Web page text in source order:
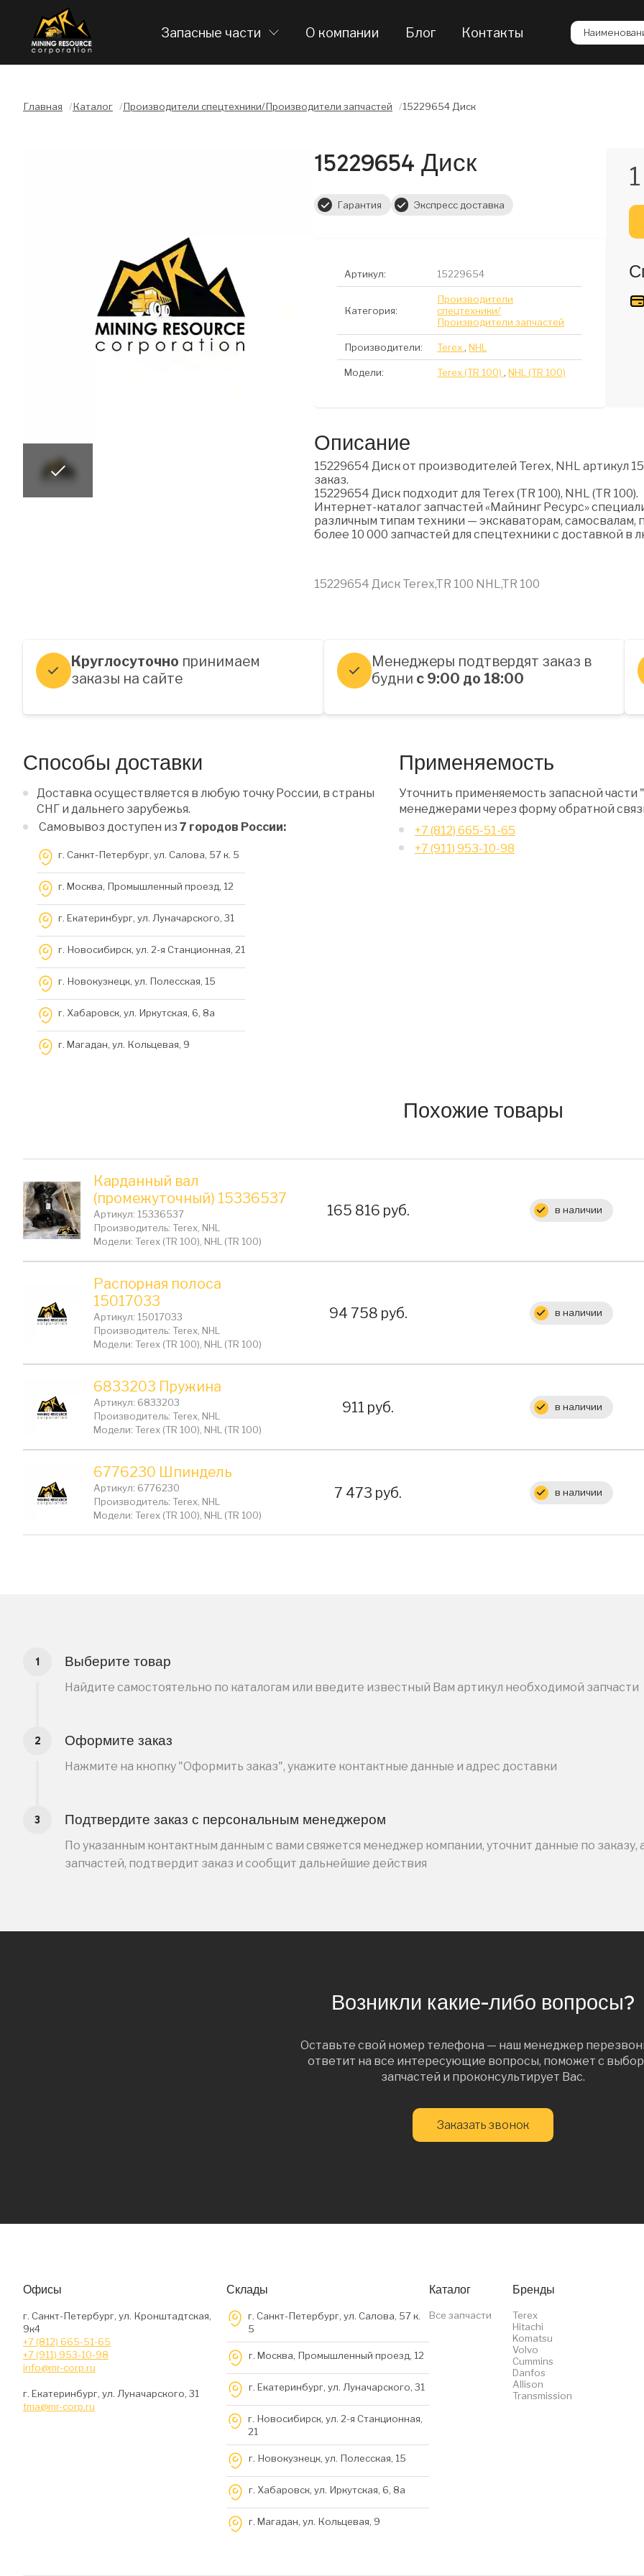
Запасные части О компании Блог Контакты
Главная /Каталог /Производители спецтехники/Производители запчастей /15229654 Диск
15229654 Диск
Гарантия Экспресс доставка
Артикул: 15229654
Категория:
Производители
спецтехники/
Производители запчастей
Производители: Terex ,NHL
Модели: Terex (TR 100) ,NHL (TR 100)
Описание
15229654 Диск от производителей Terex, NHL артикул
заказ.
15229654 Диск подходит для Terex (TR 100), NHL (TR 100).
Интернет-каталог запчастей «Майнинг Ресурс»
различным типам техники — экскаваторам, самосвалам,
более 10 000 запчастей для спецтехники с доставкой
15229654 Диск Terex,TR 100 NHL,TR 100
Круглосуточно принимаем
заказы на сайте
Менеджеры подтвердят заказ в
будни с 9:00 до 18:00
Способы доставки
Доставка осуществляется в любую точку России, в страны
СНГ и дальнего зарубежья.
Самовывоз доступен из 7 городов России:
г. Санкт-Петербург, ул. Салова, 57 к. 5
г. Москва, Промышленный проезд, 12
г. Екатеринбург, ул. Луначарского, 31
г. Новосибирск, ул. 2-я Станционная, 21
г. Новокузнецк, ул. Полесская, 15
г. Хабаровск, ул. Иркутская, 6, 8a
г. Магадан, ул. Кольцевая, 9
Применяемость
Уточнить применяемость запасной
менеджерами через форму обратной
+7 (812) 665-51-65
+7 (911) 953-10-98
Похожие товары
Карданный вал
(промежуточный) 15336537
Артикул: 15336537
Производитель: Terex, NHL
Модели: Terex (TR 100), NHL (TR 100)
Цена:
165 816 руб. в наличии
Распорная полоса
15017033
Артикул: 15017033
Производитель: Terex, NHL
Модели: Terex (TR 100), NHL (TR 100)
Цена:
94 758 руб. в наличии
6833203 Пружина
Артикул: 6833203
Производитель: Terex, NHL
Модели: Terex (TR 100), NHL (TR 100)
Цена:
911 руб. в наличии
6776230 Шпиндель
Артикул: 6776230
Производитель: Terex, NHL
Модели: Terex (TR 100), NHL (TR 100)
Цена:
7 473 руб. в наличии
Выберите товар
Найдите самостоятельно по каталогам или введите известный Вам артикул необходимой запчасти
Оформите заказ
Нажмите на кнопку "Оформить заказ", укажите контактные данные и адрес доставки
Подтвердите заказ с персональным менеджером
По указанным контактным данным с вами свяжется менеджер компании, уточнит данные по заказу,
запчастей, подтвердит заказ и сообщит дальнейшие действия
Возникли какие-либо вопросы?
Оставьте свой номер телефона — наш менеджер
ответит на все интересующие вопросы, поможет с
запчастей и проконсультирует Вас.
Заказать звонок
Офисы
г. Санкт-Петербург, ул. Кронштадтская,
9к4
+7 (812) 665-51-65
+7 (911) 953-10-98
info@mr-corp.ru
г. Екатеринбург, ул. Луначарского, 31
tma@mr-corp.ru
Склады
г. Санкт-Петербург, ул. Салова, 57 к.
5
г. Москва, Промышленный проезд, 12
г. Екатеринбург, ул. Луначарского, 31
г. Новосибирск, ул. 2-я Станционная,
21
г. Новокузнецк, ул. Полесская, 15
г. Хабаровск, ул. Иркутская, 6, 8a
г. Магадан, ул. Кольцевая, 9
Каталог
Все запчасти
Бренды
Terex
Hitachi
Komatsu
Volvo
Cummins
Danfos
Allison
Transmission